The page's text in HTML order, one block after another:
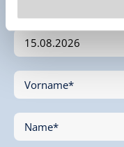
Vorname*
Name*